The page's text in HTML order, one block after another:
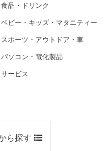
食品・ドリンク
ベビー・キッズ・マタニティー
スポーツ・アウトドア・車
パソコン・電化製品
サービス
ら探す